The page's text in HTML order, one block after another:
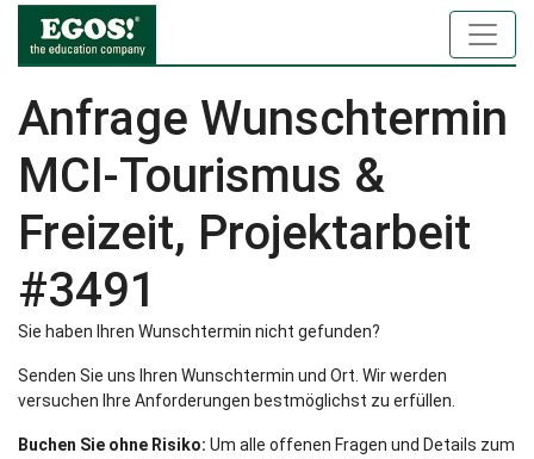
Anfrage Wunschtermin
MCI-Tourismus &
Freizeit, Projektarbeit
#3491
Sie haben Ihren Wunschtermin nicht gefunden?
Senden Sie uns Ihren Wunschtermin und Ort. Wir werden
versuchen Ihre Anforderungen bestmöglichst zu erfüllen.
Buchen Sie ohne Risiko: Um alle offenen Fragen und Details zum